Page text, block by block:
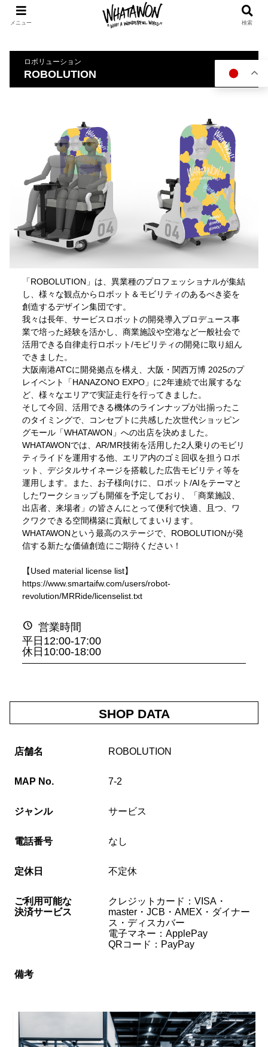
ロボリューション
ROBOLUTION
「ROBOLUTION」は、異業種のプロフェッショナルが集結
し、様々な観点からロボット＆モビリティのあるべき姿を
創造するデザイン集団です。
我々は長年、サービスロボットの開発導入プロデュース事
業で培った経験を活かし、商業施設や空港など一般社会で
活用できる自律走行ロボット/モビリティの開発に取り組ん
できました。
大阪南港ATCに開発拠点を構え、大阪・関西万博 2025のプ
レイベント「HANAZONO EXPO」に2年連続で出展するな
ど、様々なエリアで実証走行を行ってきました。
そして今回、活用できる機体のラインナップが出揃ったこ
のタイミングで、コンセプトに共感した次世代ショッピン
グモール「WHATAWON」への出店を決めました。
WHATAWONでは、AR/MR技術を活用した2人乗りのモビリ
ティライドを運用する他、エリア内のゴミ回収を担うロボ
ット、デジタルサイネージを搭載した広告モビリティ等を
運用します。また、お子様向けに、ロボット/AIをテーマと
したワークショップも開催を予定しており、「商業施設、
出店者、来場者」の皆さんにとって便利で快適、且つ、ワ
クワクできる空間構築に貢献してまいります。
WHATAWONという最高のステージで、ROBOLUTIONが発
信する新たな価値創造にご期待ください！
【Used material license list】
https://www.smartaifw.com/users/robot-
revolution/MRRide/licenselist.txt
schedule 営業時間
平日12:00-17:00
休日10:00-18:00
SHOP DATA
店舗名 ROBOLUTION
MAP No. 7-2
ジャンル サービス
電話番号 なし
定休日 不定休
ご利用可能な
決済サービス
クレジットカード：VISA・
master・JCB・AMEX・ダイナー
ス・ディスカバー
電子マネー：ApplePay
QRコード：PayPay
備考
メニュー 検索